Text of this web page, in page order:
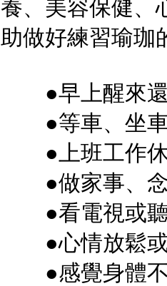
養、美容保健、
助做好練習瑜珈
●早上醒來還
●等車、坐
●上班工作休
●做家事、念
●看電視或聽
●心情放鬆或
●感覺身體不